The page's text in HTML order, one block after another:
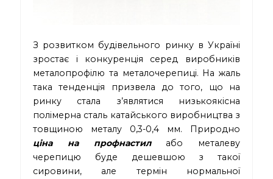
З розвитком будівельного ринку в Україні
зростає і конкуренція серед виробників
металопрофілю та металочерепиці. На жаль
така тенденція призвела до того, що на
ринку стала з’являтися низькоякісна
полімерна сталь катайського виробництва з
товщиною металу 0,3-0,4 мм. Природно
ціна на профнастилабо металеву
черепицю буде дешевшою з такої
сировини, але термін нормальної